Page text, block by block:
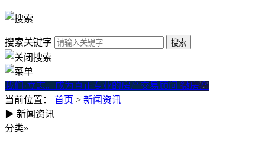
搜索关键字
我们·立志。成为真正专业的房产交易顾问 微房产
当前位置： 首页 > 新闻资讯
房屋测评费一般收多少？2026
▶ 新闻资讯
分类»